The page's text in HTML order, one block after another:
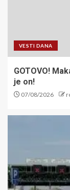
VESTI DANA
GOTOVO!
je on!
07/08/2026